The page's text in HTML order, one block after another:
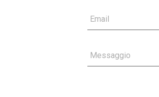
Email
Messaggio